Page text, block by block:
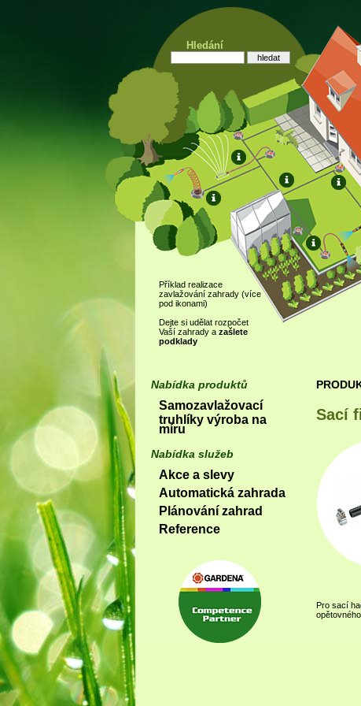
Hledání
Příklad realizace
zavlažování zahrady (více
pod ikonami)
Dejte si udělat rozpočet
Vaší zahrady a zašlete
podklady
Sací
Pro sací
Nabídka produktů
Samozavlažovací
truhlíky výroba na
míru
Nabídka služeb
Akce a slevy
Automatická zahrada
Plánování zahrad
Reference